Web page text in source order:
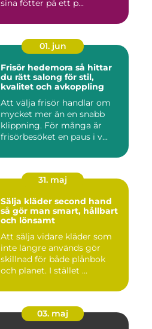
sina fötter på ett p...
01. jun
Frisör hedemora så hittar
du rätt salong för stil,
kvalitet och avkoppling
Att välja frisör handlar om
mycket mer än en snabb
klippning. För många är
frisörbesöket en paus i v...
31. maj
Sälja kläder second hand
så gör man smart, hållbart
och lönsamt
Att sälja vidare kläder som
inte längre används gör
skillnad för både plånbok
och planet. I stället ...
03. maj